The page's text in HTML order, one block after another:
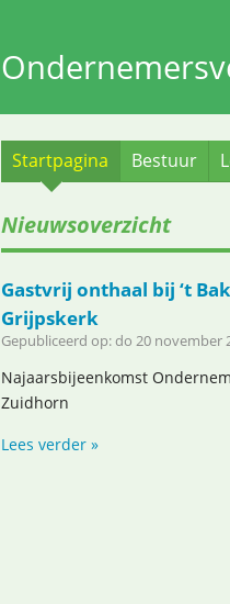
Startpagina Bestuur
Nieuwsoverzicht
Gastvrij onthaal bij ‘t
Grijpskerk
Gepubliceerd op: do 20 november
Najaarsbijeenkomst
Zuidhorn
Lees verder »